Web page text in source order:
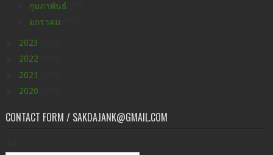
กุมภาพันธ์
มกราคม
2023
2022
2021
2020
CONTACT FORM / SAKDAJANK@GMAIL.COM